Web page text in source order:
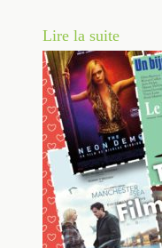
Lire la suite